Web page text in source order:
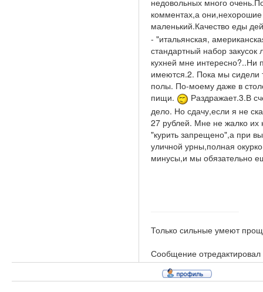
недовольных много
комментах,а
маленький.Качество еды
- "итальянская,
стандартный набор
кухней мне интересно?..Ни
имеются.2. Пока мы сидели
полы. По-моему даже в
пищи.
Раздражает.3.В
дело. Но сдачу,если я не
27 рублей. Мне не жалко их
"курить запрещено",а при
уличной урны,полная
минусы,и мы обязательно
Только сильные умеют
Сообщение отредактировал